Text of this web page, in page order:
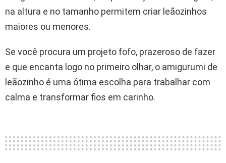
na altura e no tamanho permitem criar leãozinhos
maiores ou menores.
Se você procura um projeto fofo, prazeroso de fazer
e que encanta logo no primeiro olhar, o amigurumi de
leãozinho é uma ótima escolha para trabalhar com
calma e transformar fios em carinho.